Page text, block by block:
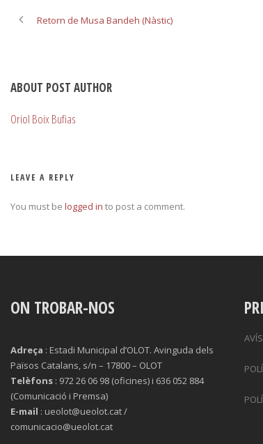
Retorn de Musa Bandeh (Nàstic)
ABOUT POST AUTHOR
Oriol Boix Bufias
LEAVE A REPLY
You must be logged in to post a comment.
ON TROBAR-NOS
Adreça : Estadi Municipal d’OLOT. Avinguda dels
Països Catalans, s/n – 17800 – OLOT
Telèfons : 972 26 06 98 (oficines) i 636 052 884
(Comunicació i Premsa)
E-mail : ueolot@ueolot.cat /
comunicacio@ueolot.cat